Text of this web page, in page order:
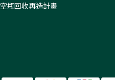
空瓶回收再造計畫